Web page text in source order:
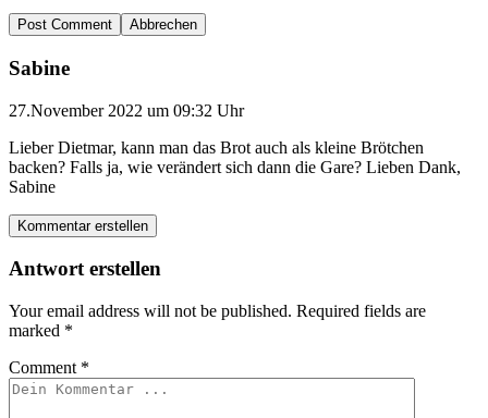
Abbrechen
Sabine
27.November 2022 um 09:32 Uhr
Lieber Dietmar, kann man das Brot auch als kleine Brötchen
backen? Falls ja, wie verändert sich dann die Gare? Lieben Dank,
Sabine
Kommentar erstellen
Antwort erstellen
Your email address will not be published. Required fields are
marked *
Comment *